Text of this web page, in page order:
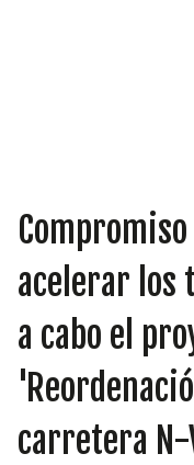
acelerar los
a cabo el
carretera N-